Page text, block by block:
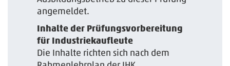
angemeldet.
Inhalte der Prüfungsvorbereitung
für Industriekaufleute
Die Inhalte richten sich nach dem